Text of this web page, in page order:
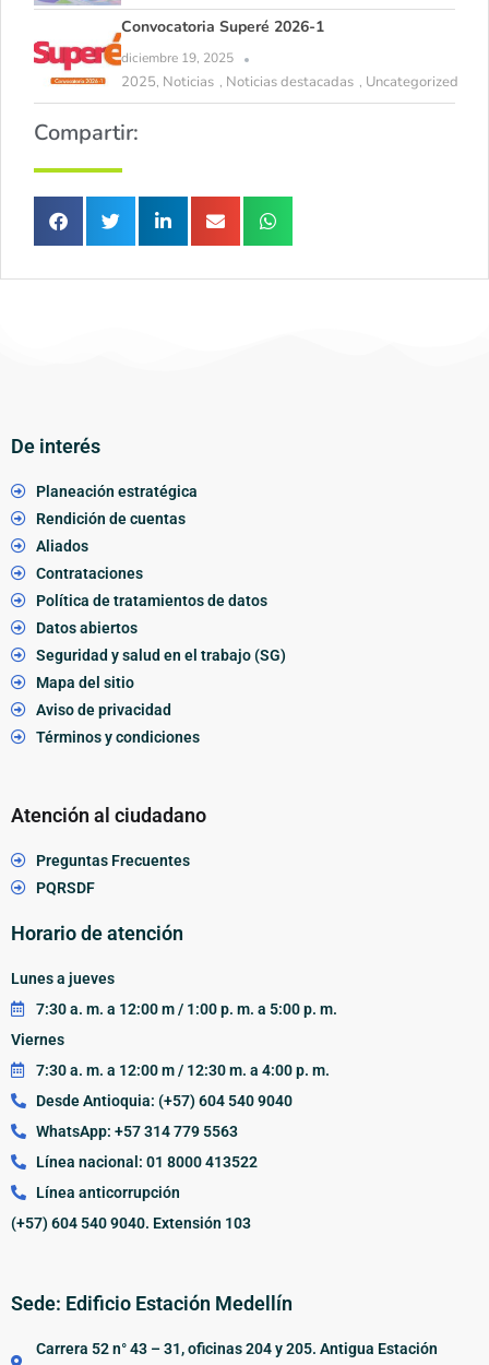
Convocatoria Superé 2026-1
diciembre 19, 2025
2025, Noticias , Noticias destacadas , Uncategorized
Compartir:
De interés
Planeación estratégica
Rendición de cuentas
Aliados
Contrataciones
Política de tratamientos de datos
Datos abiertos
Seguridad y salud en el trabajo (SG)
Mapa del sitio
Aviso de privacidad
Términos y condiciones
Atención al ciudadano
Preguntas Frecuentes
PQRSDF
Horario de atención
Lunes a jueves
7:30 a. m. a 12:00 m / 1:00 p. m. a 5:00 p. m.
Viernes
7:30 a. m. a 12:00 m / 12:30 m. a 4:00 p. m.
Desde Antioquia: (+57) 604 540 9040
WhatsApp: +57 314 779 5563
Línea nacional: 01 8000 413522
Línea anticorrupción
(+57) 604 540 9040. Extensión 103
Sede: Edificio Estación Medellín
Carrera 52 n° 43 – 31, oficinas 204 y 205. Antigua Estación